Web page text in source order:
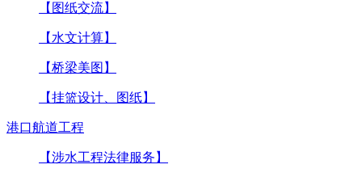
【图纸交流】
【水文计算】
【桥梁美图】
【挂篮设计、图纸】
港口航道工程
【涉水工程法律服务】